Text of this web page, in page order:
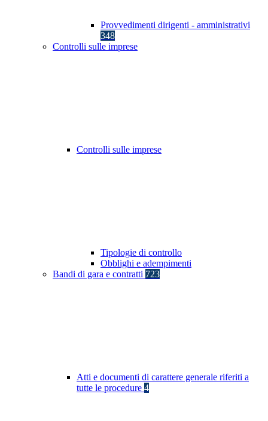
Provvedimenti dirigenti - amministrativi
348
Controlli sulle imprese
Controlli sulle imprese
Tipologie di controllo
Obblighi e adempimenti
Bandi di gara e contratti 723
Atti e documenti di carattere generale riferiti a
tutte le procedure 4